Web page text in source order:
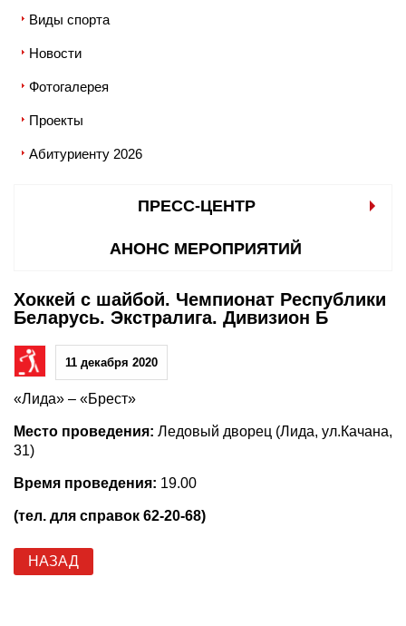
Виды спорта
Новости
Фотогалерея
Проекты
Абитуриенту 2026
ПРЕСС-ЦЕНТР
АНОНС МЕРОПРИЯТИЙ
Хоккей с шайбой. Чемпионат Республики
Беларусь. Экстралига. Дивизион Б
11 декабря 2020
«Лида» – «Брест»
Место проведения: Ледовый дворец (Лида, ул.Качана,
31)
Время проведения: 19.00
(тел. для справок 62-20-68)
НАЗАД